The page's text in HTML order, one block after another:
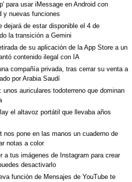
para usar iMessage en Android con
y nuevas funciones
dejará de estar disponible el 4 de
la transición a Gemini
de su aplicación de la App Store a un
contenido ilegal con IA
compañía privada, tras cerrar su venta a
por Arabia Saudí
auriculares todoterreno que dominan
el altavoz portátil que llevaba años
nos pone en las manos un cuaderno de
notas a color
a tus imágenes de Instagram para crear
desactivarlo
función de Mensajes de YouTube te